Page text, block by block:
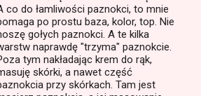
co do łamliwości paznokci, to mnie
po prostu baza, kolor, top. Nie
gołych paznokci. A te kilka
naprawdę "trzyma" paznokcie.
tym nakładając krem do rąk,
skórki, a nawet część
przy skórkach. Tam jest